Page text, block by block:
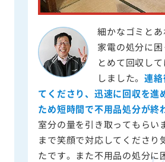
細かなゴミと
家電の処分に
とめて回収し
しました。連
てくださり、迅速に回収を進
ため短時間で不用品処分が終
室分の量を引き取ってもらい
まで笑顔で対応してくださり
たです。また不用品の処分に